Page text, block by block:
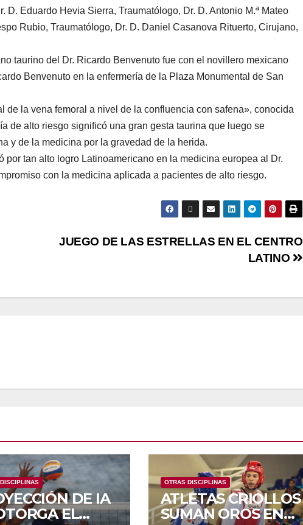
Eduardo Hevia Sierra, Traumatólogo, Dr. D. Antonio M.ª Mateo
Rubio, Traumatólogo, Dr. D. Daniel Casanova Rituerto, Cirujano,
taurino del Dr. Ricardo Benvenuto fue con el novillero mexicano
Benvenuto en la enfermería de la Plaza Monumental de San
de la vena femoral a nivel de la confluencia con safena», conocida
de alto riesgo significó una gran gesta taurina que luego se
y de la medicina por la gravedad de la herida.
tan alto logro Latinoamericano en la medicina europea al Dr.
con la medicina aplicada a pacientes de alto riesgo.
JUEGO DE LAS ESTRELLAS EN EL CENTRO
LATINO
DE IA
EL
OTRAS DISCIPLINAS
ATLETAS CRIOLLOS
SUMAN OROS EN